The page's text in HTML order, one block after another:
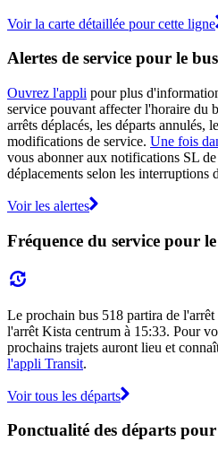
Voir la carte détaillée pour cette ligne
Alertes de service pour le
Ouvrez l'appli pour plus
service pouvant affecter l'horaire du
arrêts déplacés, les départs annulés,
modifications de service. Une fois
vous abonner aux notifications SL
déplacements selon les interruptions
Voir les alertes
Fréquence du service pour
Le prochain bus 518 partira de
l'arrêt Kista centrum à 15:33. Pour
prochains trajets auront lieu et
l'appli Transit.
Voir tous les départs
Ponctualité des départs